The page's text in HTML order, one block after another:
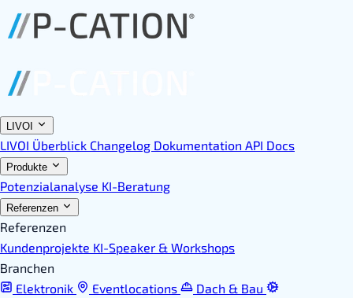
LIVOI
LIVOI Überblick Changelog Dokumentation API Docs
Produkte
Potenzialanalyse KI-Beratung
Referenzen
Referenzen
Kundenprojekte KI-Speaker & Workshops
Branchen
Elektronik
Eventlocations
Dach & Bau